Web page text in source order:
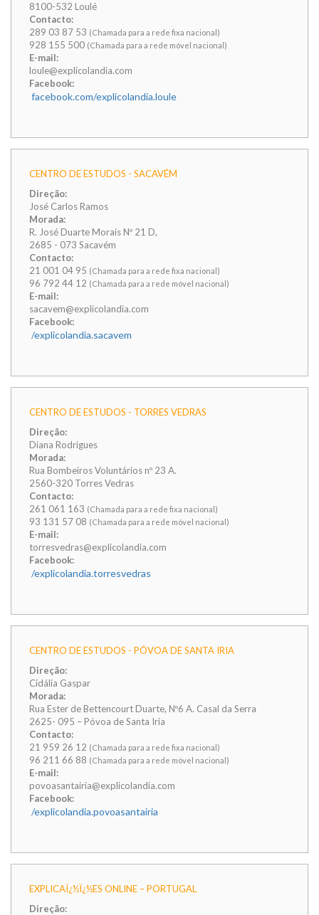
8100-532 Loulé
Contacto:
289 03 87 53 (Chamada para a rede fixa nacional)
928 155 500 (Chamada para a rede móvel nacional)
E-mail:
loule@explicolandia.com
Facebook:
facebook.com/explicolandia.loule
CENTRO DE ESTUDOS - SACAVÉM
Direção:
José Carlos Ramos
Morada:
R. José Duarte Morais Nº 21 D,
2685 - 073 Sacavém
Contacto:
21 001 04 95 (Chamada para a rede fixa nacional)
96 792 44 12 (Chamada para a rede móvel nacional)
E-mail:
sacavem@explicolandia.com
Facebook:
/explicolandia.sacavem
CENTRO DE ESTUDOS - TORRES VEDRAS
Direção:
Diana Rodrigues
Morada:
Rua Bombeiros Voluntários nº 23 A.
2560-320 Torres Vedras
Contacto:
261 061 163 (Chamada para a rede fixa nacional)
93 131 57 08 (Chamada para a rede móvel nacional)
E-mail:
torresvedras@explicolandia.com
Facebook:
/explicolandia.torresvedras
CENTRO DE ESTUDOS - PÓVOA DE SANTA IRIA
Direção:
Cidália Gaspar
Morada:
Rua Ester de Bettencourt Duarte, Nº6 A. Casal da Serra
2625- 095 – Póvoa de Santa Iria
Contacto:
21 959 26 12 (Chamada para a rede fixa nacional)
96 211 66 88 (Chamada para a rede móvel nacional)
E-mail:
povoasantairia@explicolandia.com
Facebook:
/explicolandia.povoasantairia
EXPLICAÏ¿½Ï¿½ES ONLINE – PORTUGAL
Direção: